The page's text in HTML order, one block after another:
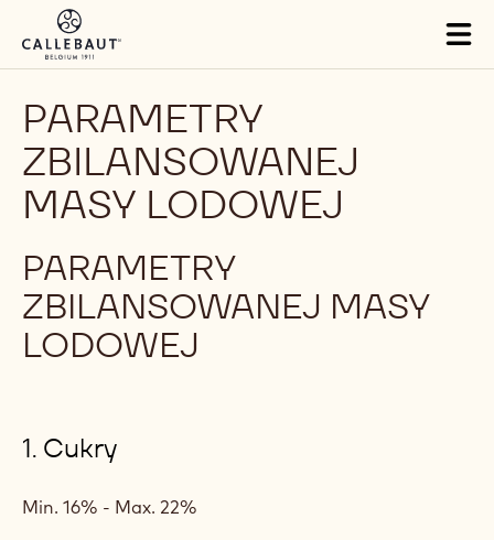
Skip to main content
PARAMETRY
ZBILANSOWANEJ
MASY LODOWEJ
PARAMETRY
ZBILANSOWANEJ MASY
LODOWEJ
1. Cukry
Min. 16% - Max. 22%